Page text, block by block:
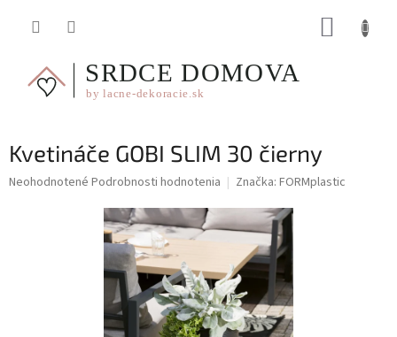
Kvetináče GOBI SLIM 30 čierny
Priemerné
Neohodnotené Podrobnosti hodnotenia Značka: FORMplastic